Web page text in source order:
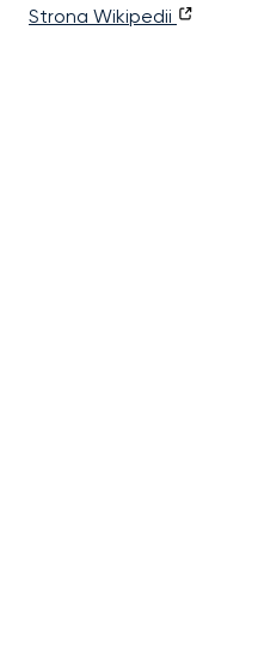
Strona Wikipedii